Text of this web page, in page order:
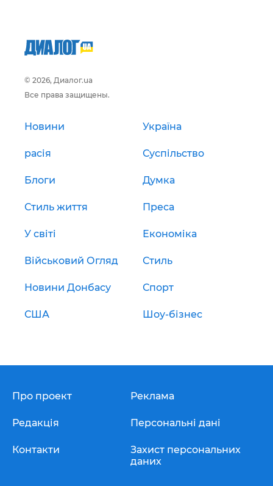
© 2026, Диалог.ua
Все права защищены.
Новини Україна
расія Суспільство
Блоги Думка
Стиль життя Преса
У світі Економіка
Військовий Огляд Стиль
Новини Донбасу Спорт
США Шоу-бізнес
Про проект
Редакція
Контакти
Реклама
Персональні дані
Захист персональних
даних